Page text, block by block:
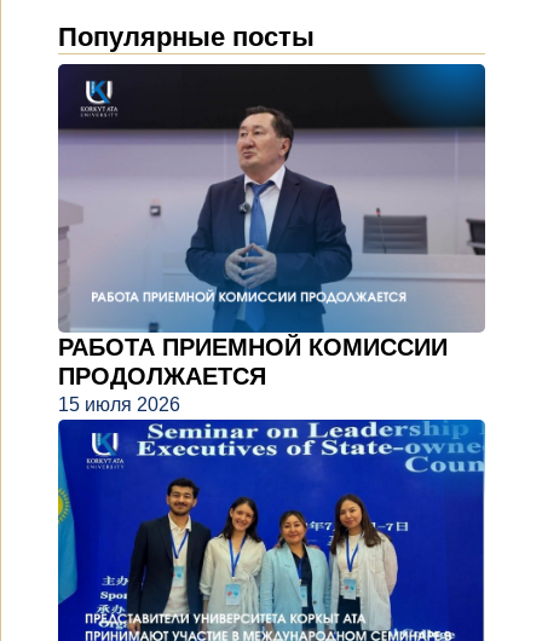
Популярные посты
РАБОТА ПРИЕМНОЙ КОМИССИИ
ПРОДОЛЖАЕТСЯ
15 июля 2026